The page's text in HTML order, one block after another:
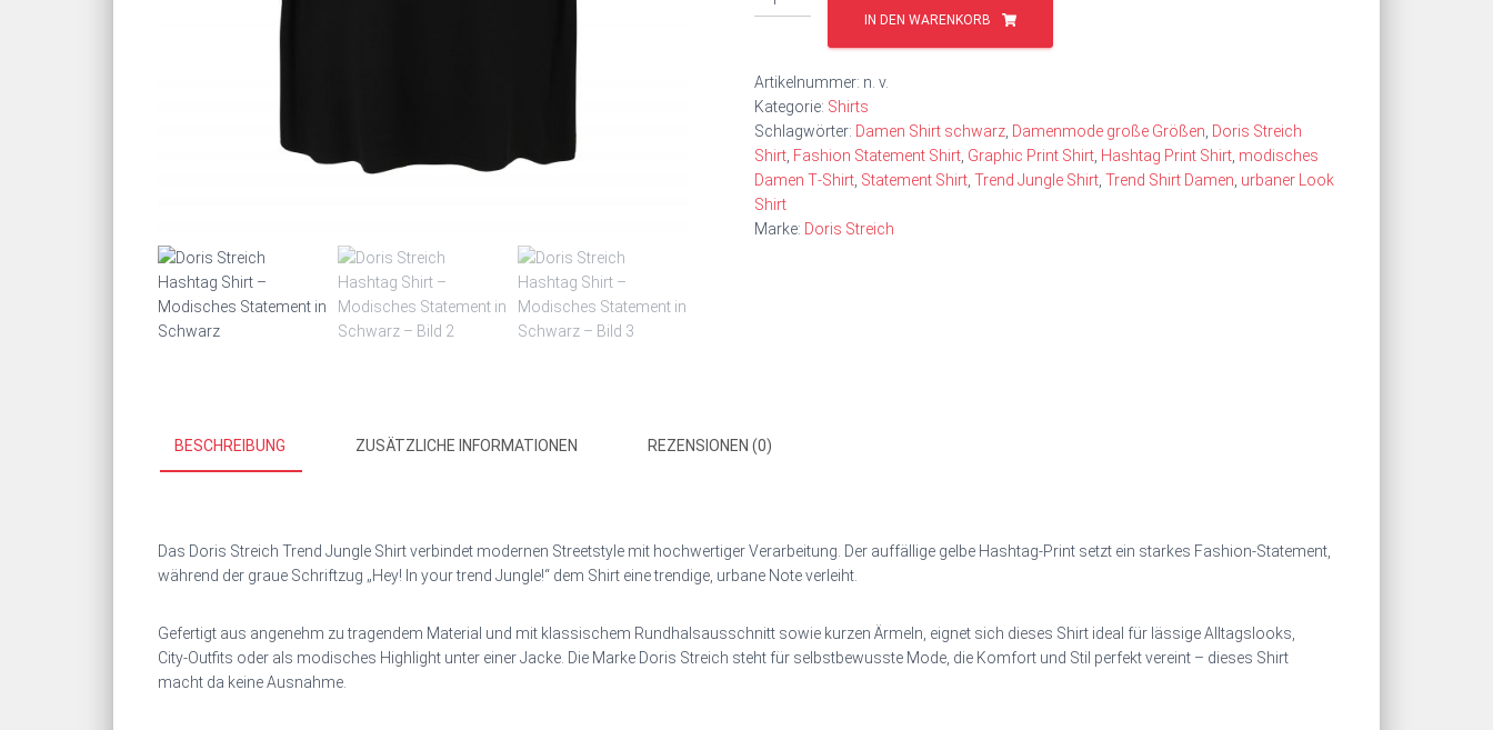
IN DEN WARENKORB
Artikelnummer: n. v.
Kategorie: Shirts
Schlagwörter: Damen Shirt schwarz Damenmode große Größen Doris Streich
Shirt Fashion Statement Shirt Graphic Print Shirt Hashtag Print Shirt modisches
Damen T‑Shirt Statement Shirt Trend Jungle Shirt Trend Shirt Damen urbaner Look
Shirt
Marke: Doris Streich
BESCHREIBUNG ZUSÄTZLICHE INFORMATIONEN REZENSIONEN (0)
Das Doris Streich Trend Jungle Shirt verbindet modernen Streetstyle mit hochwertiger Verarbeitung. Der auffällige gelbe Hashtag‑Print setzt ein starkes Fashion‑Statement,
während der graue Schriftzug „Hey! In your trend Jungle!“ dem Shirt eine trendige, urbane Note verleiht.
Gefertigt aus angenehm zu tragendem Material und mit klassischem Rundhalsausschnitt sowie kurzen Ärmeln, eignet sich dieses Shirt ideal für lässige Alltagslooks,
City‑Outfits oder als modisches Highlight unter einer Jacke. Die Marke Doris Streich steht für selbstbewusste Mode, die Komfort und Stil perfekt vereint – dieses Shirt
macht da keine Ausnahme.